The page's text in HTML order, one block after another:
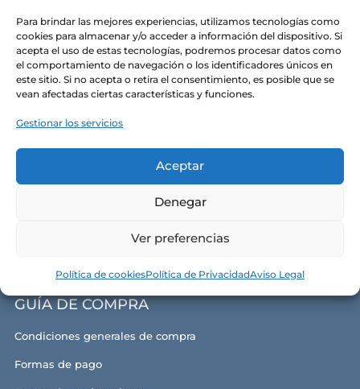
Para brindar las mejores experiencias, utilizamos tecnologías como
cookies para almacenar y/o acceder a información del dispositivo. Si
acepta el uso de estas tecnologías, podremos procesar datos como
el comportamiento de navegación o los identificadores únicos en
este sitio. Si no acepta o retira el consentimiento, es posible que se
vean afectadas ciertas características y funciones.
Gestionar los servicios
Aceptar
Denegar
Ver preferencias
Política de cookiesPolítica de PrivacidadAviso Legal
CONÓCENOS
Alma y razón de ser
Nuestras tiendas
Contacto
Política de privacidad
Aviso legal y términos de uso
GUÍA DE COMPRA
Condiciones generales de compra
Formas de pago